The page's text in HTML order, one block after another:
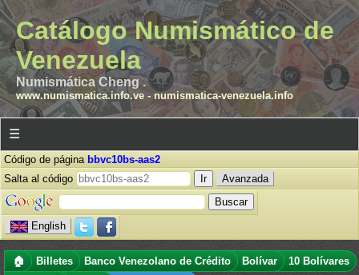
Catálogo Numismático de
Venezuela
Numismática Cheng .
www.numismatica.info.ve- numismatica-venezuela.info
☰
Código de página bbvc10bs-aas2
Salta al código
Avanzada
English
🏠 Billetes Banco Venezolano de Crédito Bolívar
10 Bolívares